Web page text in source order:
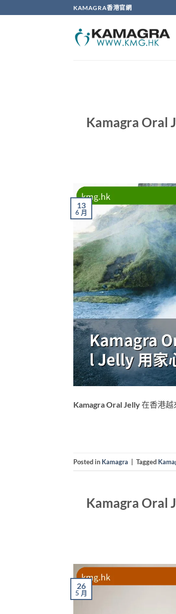
to
KAMAGRA香港官網
Kamagra Oral
13
6 月
Kamagra Oral Jelly 在香港
Posted in Kamagra Tagged
Kamagra Oral
26
5 月